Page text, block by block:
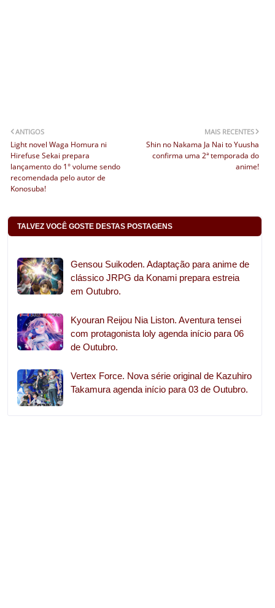
MAIS RECENTES
Shin no Nakama Ja Nai to Yuusha
confirma uma 2ª temporada do
anime!
ANTIGOS
Light novel Waga Homura ni
Hirefuse Sekai prepara
lançamento do 1° volume sendo
recomendada pelo autor de
Konosuba!
TALVEZ VOCÊ GOSTE DESTAS POSTAGENS
Gensou Suikoden. Adaptação para anime de
clássico JRPG da Konami prepara estreia
em Outubro.
Kyouran Reijou Nia Liston. Aventura tensei
com protagonista loly agenda início para 06
de Outubro.
Vertex Force. Nova série original de Kazuhiro
Takamura agenda início para 03 de Outubro.